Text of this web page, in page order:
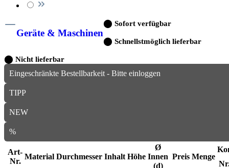
Geräte & Maschinen
⬤ Sofort verfügbar
⬤ Schnellstmöglich lieferbar
⬤ Nicht lieferbar
Eingeschränkte Bestellbarkeit - Bitte einloggen
TIPP
NEW
%
Art-
Nr.
Material Durchmesser Inhalt Höhe
Ø
Innen
(d)
Preis Menge